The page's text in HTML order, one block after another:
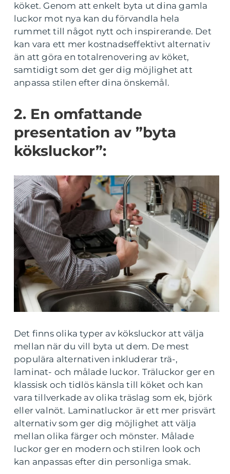
köket. Genom att enkelt byta ut dina gamla
luckor mot nya kan du förvandla hela
rummet till något nytt och inspirerande. Det
kan vara ett mer kostnadseffektivt alternativ
än att göra en totalrenovering av köket,
samtidigt som det ger dig möjlighet att
anpassa stilen efter dina önskemål.
2. En omfattande
presentation av ”byta
köksluckor”:
Det finns olika typer av köksluckor att välja
mellan när du vill byta ut dem. De mest
populära alternativen inkluderar trä-,
laminat- och målade luckor. Träluckor ger en
klassisk och tidlös känsla till köket och kan
vara tillverkade av olika träslag som ek, björk
eller valnöt. Laminatluckor är ett mer prisvärt
alternativ som ger dig möjlighet att välja
mellan olika färger och mönster. Målade
luckor ger en modern och stilren look och
kan anpassas efter din personliga smak.